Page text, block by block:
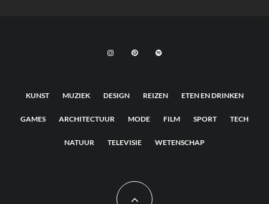
KUNST MUZIEK DESIGN REIZEN ETEN EN DRINKEN
GAMES ARCHITECTUUR MODE FILM SPORT TECH
NATUUR TELEVISIE WETENSCHAP